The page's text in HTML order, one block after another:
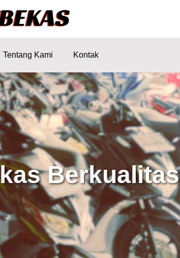
Tentang Kami Kontak
Berkualitas